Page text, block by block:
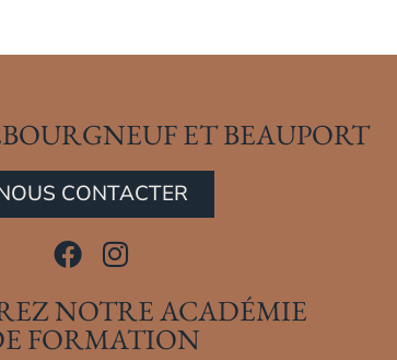
ET BEAUPORT
CONTACTER
NOTRE ACADÉMIE
FORMATION